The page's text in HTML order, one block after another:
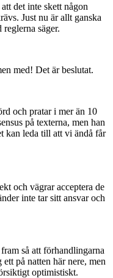
det inte skett någon
Just nu är allt ganska
säger.
med! Det är beslutat.
och pratar i mer än 10
på texterna, men han
kan leda till att vi ändå får
och vägrar acceptera de
inte tar sitt ansvar och
så att förhandlingarna
på natten här nere, men
optimistiskt.